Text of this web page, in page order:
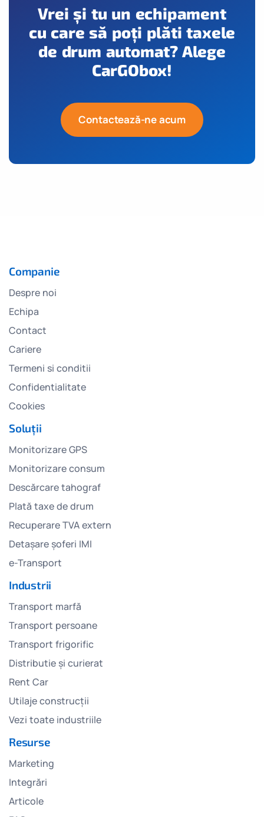
Vrei și tu un echipament
cu care să poți plăti taxele
de drum automat? Alege
CarGObox!
Contactează-ne acum
Companie
Despre noi
Echipa
Contact
Cariere
Termeni si conditii
Confidentialitate
Cookies
Soluții
Monitorizare GPS
Monitorizare consum
Descărcare tahograf
Plată taxe de drum
Recuperare TVA extern
Detașare șoferi IMI
e-Transport
Industrii
Transport marfă
Transport persoane
Transport frigorific
Distributie și curierat
Rent Car
Utilaje construcții
Vezi toate industriile
Resurse
Marketing
Integrări
Articole